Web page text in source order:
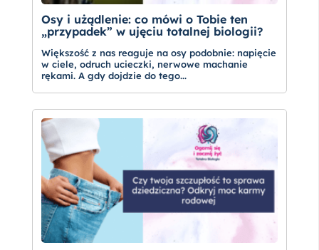
Osy i użądlenie: co mówi o Tobie ten
„przypadek” w ujęciu totalnej biologii?
Większość z nas reaguje na osy podobnie: napięcie
w ciele, odruch ucieczki, nerwowe machanie
rękami. A gdy dojdzie do tego...